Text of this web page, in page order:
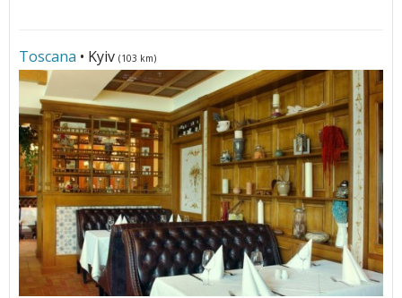
Toscana • Kyiv (103 km)